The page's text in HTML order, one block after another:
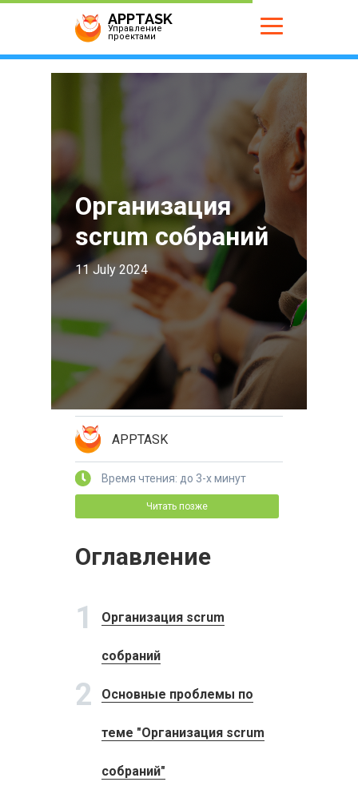
APPTASK
Управление
проектами
Организация
scrum собраний
11 July 2024
APPTASK
Время чтения: до 3-х минут
Читать позже
Оглавление
1 Организация scrum
собраний
2 Основные проблемы по
теме "Организация scrum
собраний"